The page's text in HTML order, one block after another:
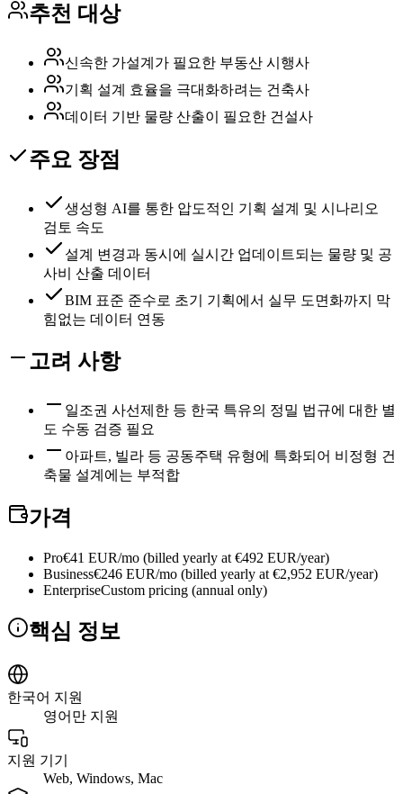
추천 대상
신속한 가설계가 필요한 부동산 시행사
기획 설계 효율을 극대화하려는 건축사
데이터 기반 물량 산출이 필요한 건설사
주요 장점
생성형 AI를 통한 압도적인 기획 설계 및 시나리오
검토 속도
설계 변경과 동시에 실시간 업데이트되는 물량 및 공
사비 산출 데이터
BIM 표준 준수로 초기 기획에서 실무 도면화까지 막
힘없는 데이터 연동
고려 사항
일조권 사선제한 등 한국 특유의 정밀 법규에 대한 별
도 수동 검증 필요
아파트, 빌라 등 공동주택 유형에 특화되어 비정형 건
축물 설계에는 부적합
가격
Pro€41 EUR/mo (billed yearly at €492 EUR/year)
Business€246 EUR/mo (billed yearly at €2,952 EUR/year)
EnterpriseCustom pricing (annual only)
핵심 정보
한국어 지원
영어만 지원
지원 기기
Web, Windows, Mac